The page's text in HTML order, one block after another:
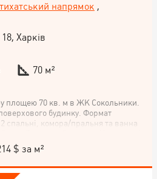
напрямок ,
18, Харків
70 м²
площею 70 кв. м в ЖК Сокольники.
будинку. Формат
спальні, комора/пральня та ванна
На кухні, у ванній, пральні та
Встановлена сантехніка
замовлення. На кухні вбудована
піч, посудомийна машина,
$ за м²